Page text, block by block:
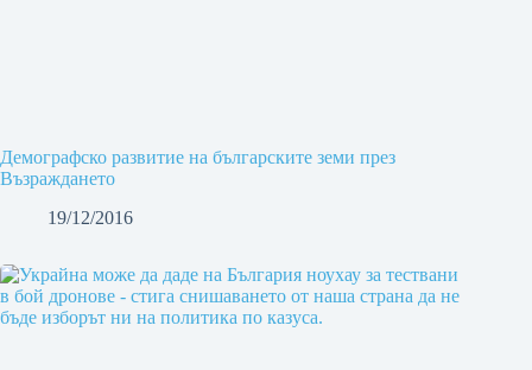
Демографско развитие на българските земи през
Възраждането
19/12/2016